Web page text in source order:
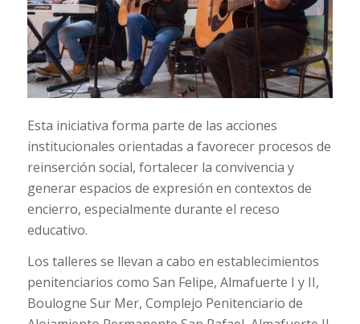
Esta iniciativa forma parte de las acciones
institucionales orientadas a favorecer procesos de
reinserción social, fortalecer la convivencia y
generar espacios de expresión en contextos de
encierro, especialmente durante el receso
educativo.
Los talleres se llevan a cabo en establecimientos
penitenciarios como San Felipe, Almafuerte I y II,
Boulogne Sur Mer, Complejo Penitenciario de